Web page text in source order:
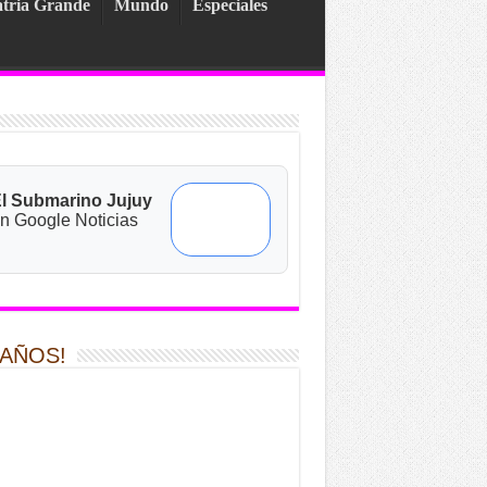
Grande Mundo Especiales
Submarino Jujuy
Google Noticias